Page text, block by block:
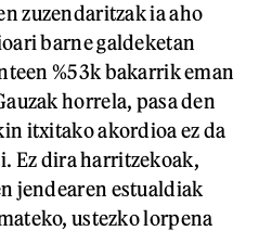
zuzendaritzak ia aho
barne galdeketan
%53k bakarrik eman
horrela, pasa den
itxitako akordioa ez da
Ez dira harritzekoak,
jendearen estualdiak
ustezko lorpena